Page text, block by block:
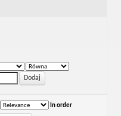
In order